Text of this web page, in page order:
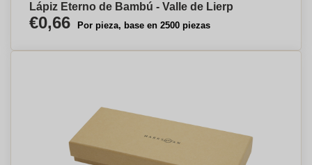
Lápiz Eterno de Bambú - Valle de Lierp
€0,66 Por pieza, base en 2500 piezas